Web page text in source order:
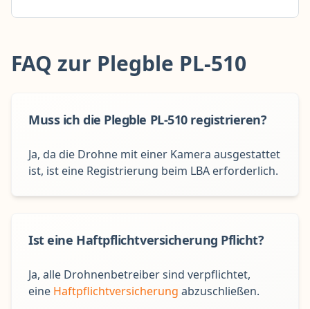
FAQ zur Plegble PL-510
Muss ich die Plegble PL-510 registrieren?
Ja, da die Drohne mit einer Kamera ausgestattet
ist, ist eine Registrierung beim LBA erforderlich.
Ist eine Haftpflichtversicherung Pflicht?
Ja, alle Drohnenbetreiber sind verpflichtet,
eine Haftpflichtversicherung abzuschließen.